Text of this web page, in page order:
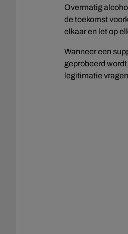
Overmatig
de toekomst
elkaar en let op
Wanneer een
geprobeerd
legitimatie